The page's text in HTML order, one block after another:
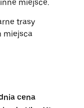
miejsce.
trasy
miejsca
cena